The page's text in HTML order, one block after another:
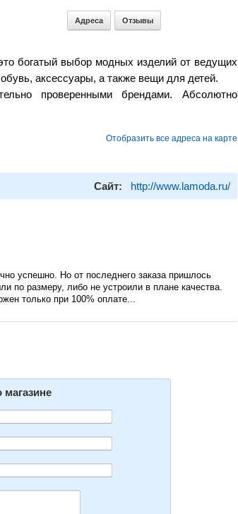
Адреса Отзывы
богатый выбор модных изделий от ведущих
аксессуары, а также вещи для детей.
проверенными брендами. Абсолютно
Отобразить все адреса на карте
Сайт: http://www.lamoda.ru/
успешно. Но от последнего заказа пришлось
по размеру, либо не устроили в плане качества.
только при 100% оплате...